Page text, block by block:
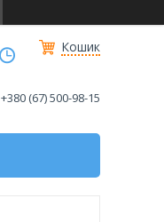
Кошик
+380 (67) 500-98-15